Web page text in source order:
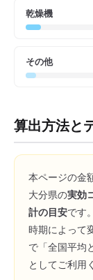
乾燥機
その他
算出方法と
本ページの金
大分県の実効
計の目安です
時期によって
で「全国平均
としてご利用